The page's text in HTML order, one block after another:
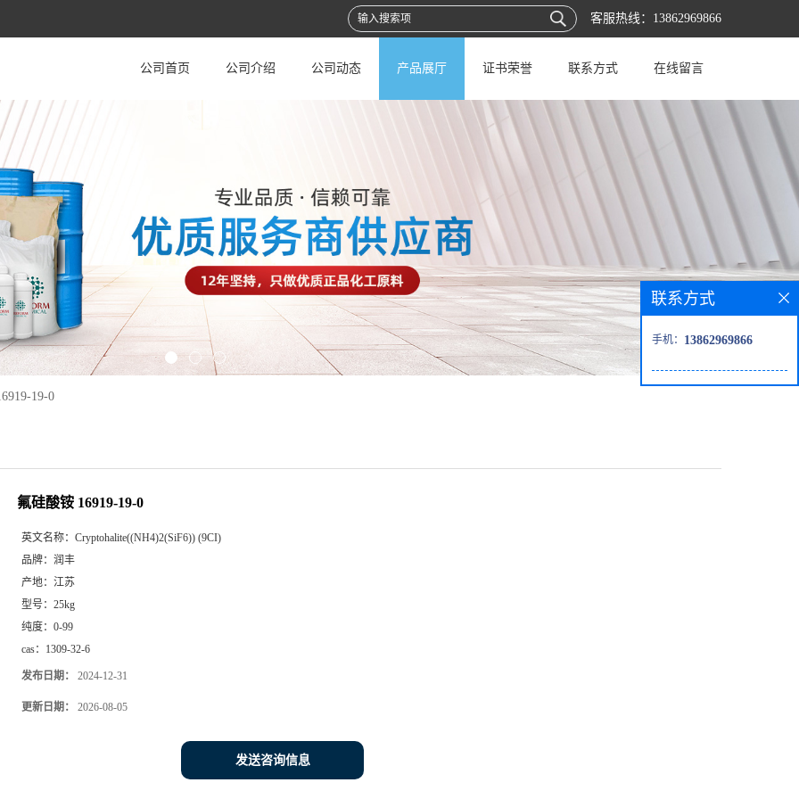
客服热线： 13862969866
公司首页 公司介绍 公司动态 产品展厅 证书荣誉 联系方式 在线留言
19-0
氟硅酸铵 16919-19-0
英文名称： Cryptohalite((NH4)2(SiF6)) (9CI)
品牌： 润丰
产地： 江苏
型号： 25kg
纯度： 0-99
cas： 1309-32-6
发布日期： 2024-12-31
更新日期： 2026-08-05
发送咨询信息
联系方式
手机： 13862969866